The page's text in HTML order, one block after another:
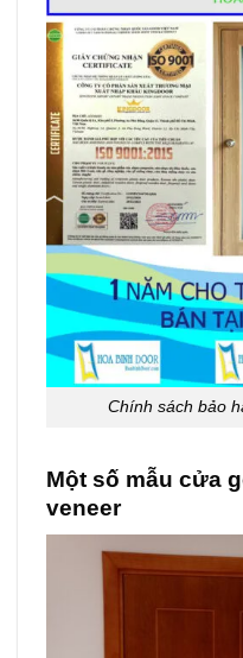
Chính sách bảo
Một số mẫu cửa
veneer